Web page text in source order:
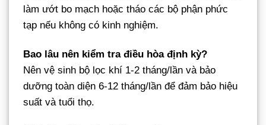
làm ướt bo mạch hoặc tháo các bộ phận phức
tạp nếu không có kinh nghiệm.
Bao lâu nên kiểm tra điều hòa định kỳ?
Nên vệ sinh bộ lọc khí 1-2 tháng/lần và bảo
dưỡng toàn diện 6-12 tháng/lần để đảm bảo hiệu
suất và tuổi thọ.